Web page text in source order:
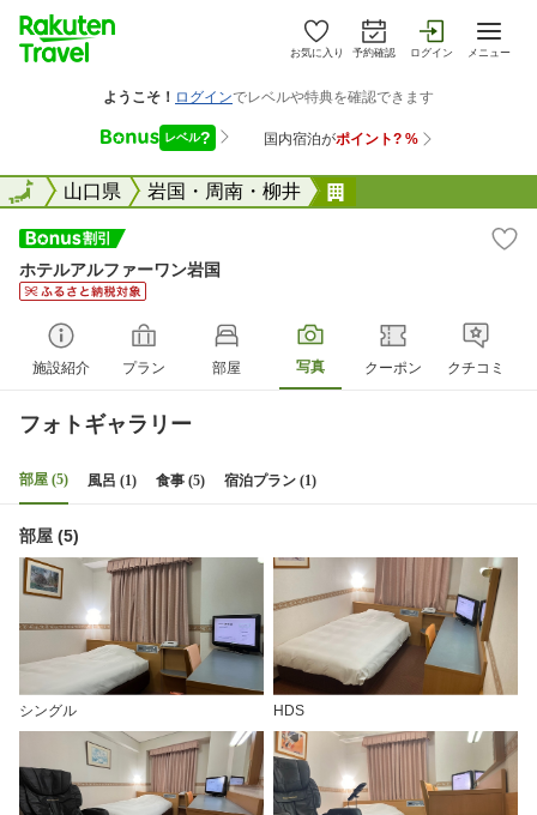
お気に入り 予約確認 ログイン メニュー
全国山口県 岩国・周南・柳井
全国
ホテルアルファーワン岩国
施設紹介 プラン 部屋 写真 クーポン クチコミ
フォトギャラリー
部屋 (5) 風呂 (1) 食事 (5) 宿泊プラン (1)
部屋 (5)
シングル HDS